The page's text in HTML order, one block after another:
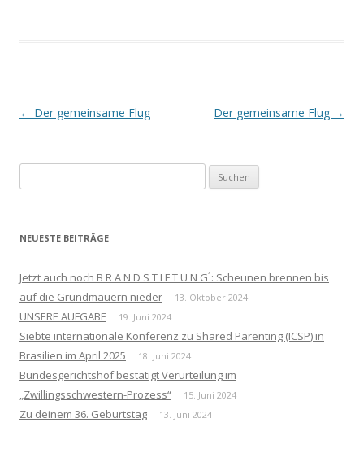
Beitrags-
← Der gemeinsame Flug Der gemeinsame Flug →
nach:
NEUESTE BEITRÄGE
Jetzt auch noch B R A N D S T I F T U N G¹: Scheunen brennen bis
auf die Grundmauern nieder
13. Oktober 2024
UNSERE AUFGABE 19. Juni 2024
Siebte internationale Konferenz zu Shared Parenting (ICSP) in
Brasilien im April 2025
18. Juni 2024
Bundesgerichtshof bestätigt Verurteilung im
„Zwillingsschwestern-Prozess“
15. Juni 2024
Zu deinem 36. Geburtstag 13. Juni 2024